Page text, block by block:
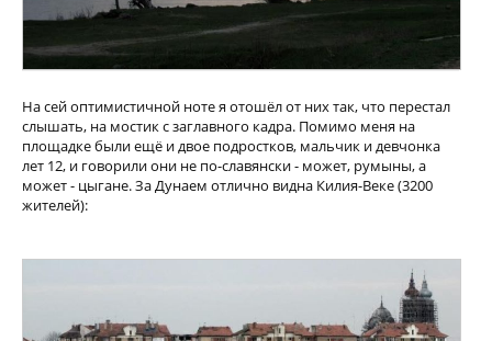
На сей оптимистичной ноте я отошёл от них так, что перестал
слышать, на мостик с заглавного кадра. Помимо меня на
площадке были ещё и двое подростков, мальчик и девчонка
лет 12, и говорили они не по-славянски - может, румыны, а
может - цыгане. За Дунаем отлично видна Килия-Веке (3200
жителей):